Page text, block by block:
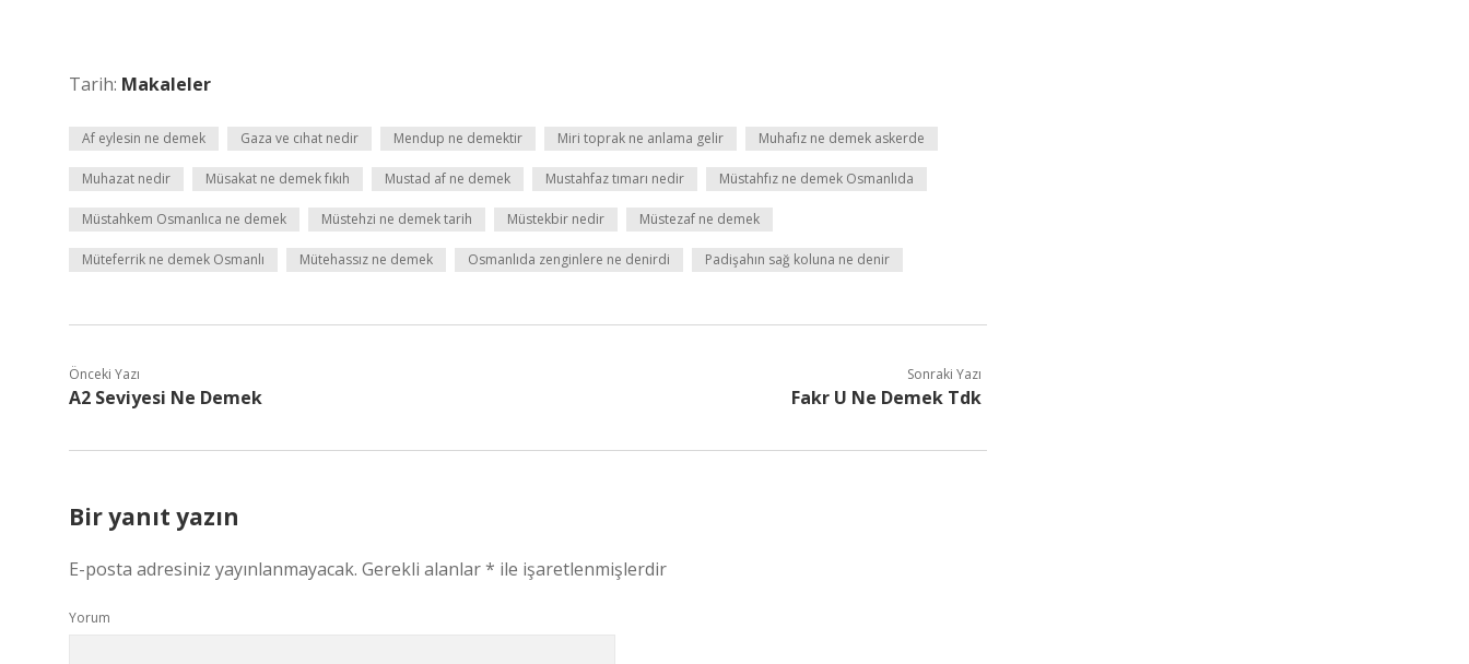
Tarih: Makaleler
Af eylesin ne demek Gaza ve cıhat nedir Mendup ne demektir Miri toprak ne anlama gelir Muhafız ne demek askerde
Muhazat nedir Müsakat ne demek fıkıh Mustad af ne demek Mustahfaz tımarı nedir Müstahfız ne demek Osmanlıda
Müstahkem Osmanlıca ne demek Müstehzi ne demek tarih Müstekbir nedir Müstezaf ne demek
Müteferrik ne demek Osmanlı Mütehassız ne demek Osmanlıda zenginlere ne denirdi Padişahın sağ koluna ne denir
Önceki Yazı
A2 Seviyesi Ne Demek
Sonraki Yazı
Fakr U Ne Demek Tdk
Bir yanıt yazın
E-posta adresiniz yayınlanmayacak. Gerekli alanlar* ile işaretlenmişlerdir
Yorum